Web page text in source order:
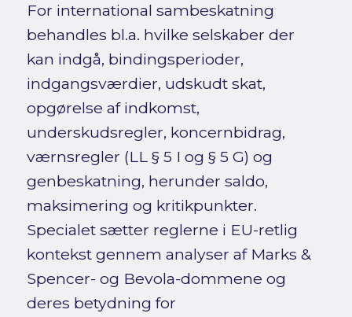
For international sambeskatning
behandles bl.a. hvilke selskaber der
kan indgå, bindingsperioder,
indgangsværdier, udskudt skat,
opgørelse af indkomst,
underskudsregler, koncernbidrag,
værnsregler (LL § 5 I og § 5 G) og
genbeskatning, herunder saldo,
maksimering og kritikpunkter.
Specialet sætter reglerne i EU-retlig
kontekst gennem analyser af Marks &
Spencer- og Bevola-dommene og
deres betydning for